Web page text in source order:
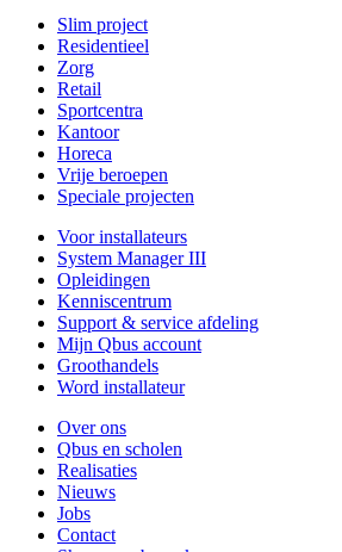
Slim project
Residentieel
Zorg
Retail
Sportcentra
Kantoor
Horeca
Vrije beroepen
Speciale projecten
Voor installateurs
System Manager III
Opleidingen
Kenniscentrum
Support & service afdeling
Mijn Qbus account
Groothandels
Word installateur
Over ons
Qbus en scholen
Realisaties
Nieuws
Jobs
Contact